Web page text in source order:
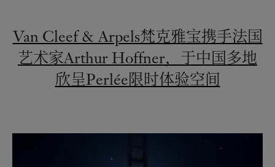
Van Cleef & Arpels梵克雅宝携手法国
艺术家Arthur Hoffner，于中国多地
欣呈Perlée限时体验空间